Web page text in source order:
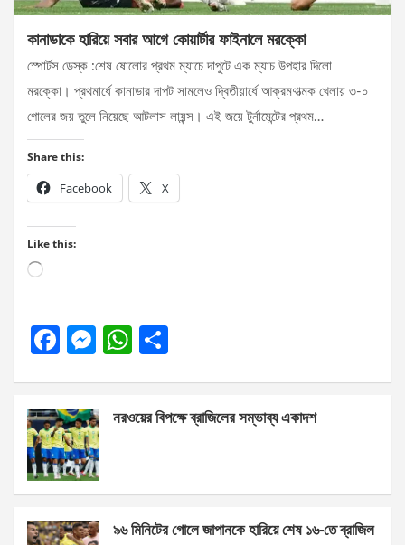
কানাডাকে হারিয়ে সবার আগে কোয়ার্টার ফাইনালে মরক্কো
স্পোর্টস ডেস্ক :শেষ ষোলোর প্রথম ম্যাচে দাপুটে এক ম্যাচ উপহার দিলো
মরক্কো। প্রথমার্ধে কানাডার দাপট সামলেও দ্বিতীয়ার্ধে আক্রমণাত্মক খেলায় ৩-০
গোলের জয় তুলে নিয়েছে আটলাস লায়ন্স। এই জয়ে টুর্নামেন্টের প্রথম…
Share this:
Facebook X
Like this:
Loading…
F
b
o
o
k
M
n
g
er
W
s
p
e
নরওয়ের বিপক্ষে ব্রাজিলের সম্ভাব্য একাদশ
৯৬ মিনিটের গোলে জাপানকে হারিয়ে শেষ ১৬-তে ব্রাজিল